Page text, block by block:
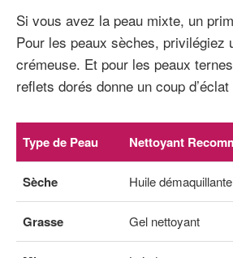
Si vous avez la peau mixte, un
Pour les peaux sèches, privilégiez
crémeuse. Et pour les peaux
reflets dorés donne un coup
Type de Peau Nettoyant
Sèche Huile démaquillante
Grasse Gel nettoyant